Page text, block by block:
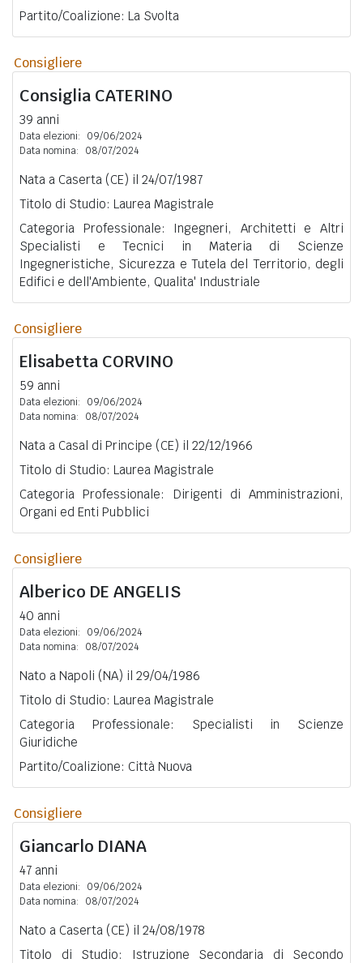
Partito/Coalizione: La Svolta
Consigliere
Consiglia CATERINO
39 anni
Data elezioni:
09/06/2024
Data nomina:
08/07/2024
Nata a Caserta (CE) il 24/07/1987
Titolo di Studio: Laurea Magistrale
Categoria Professionale: Ingegneri, Architetti e Altri
Specialisti e Tecnici in Materia di Scienze
Ingegneristiche, Sicurezza e Tutela del Territorio, degli
Edifici e dell'Ambiente, Qualita' Industriale
Consigliere
Elisabetta CORVINO
59 anni
Data elezioni:
09/06/2024
Data nomina:
08/07/2024
Nata a Casal di Principe (CE) il 22/12/1966
Titolo di Studio: Laurea Magistrale
Categoria Professionale: Dirigenti di Amministrazioni,
Organi ed Enti Pubblici
Consigliere
Alberico DE ANGELIS
40 anni
Data elezioni:
09/06/2024
Data nomina:
08/07/2024
Nato a Napoli (NA) il 29/04/1986
Titolo di Studio: Laurea Magistrale
Categoria Professionale: Specialisti in Scienze
Giuridiche
Partito/Coalizione: Città Nuova
Consigliere
Giancarlo DIANA
47 anni
Data elezioni:
09/06/2024
Data nomina:
08/07/2024
Nato a Caserta (CE) il 24/08/1978
Titolo di Studio: Istruzione Secondaria di Secondo